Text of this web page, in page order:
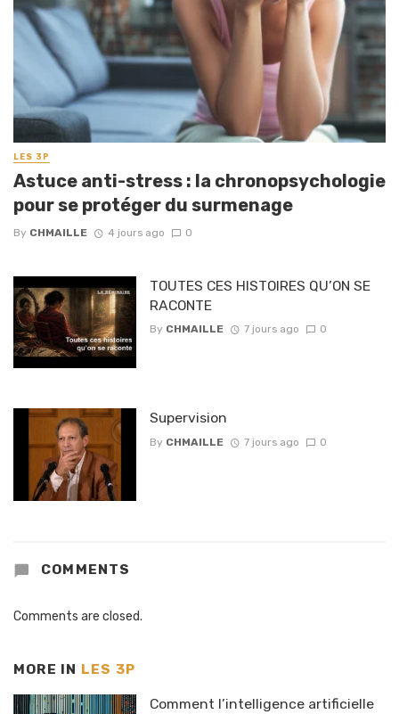
LES 3P
Astuce anti-stress : la chronopsychologie
pour se protéger du surmenage
By CHMAILLE 4 jours ago 0
TOUTES CES HISTOIRES QU’ON SE
RACONTE
By CHMAILLE 7 jours ago 0
Supervision
By CHMAILLE 7 jours ago 0
COMMENTS
Comments are closed.
MORE IN LES 3P
Comment l’intelligence artificielle